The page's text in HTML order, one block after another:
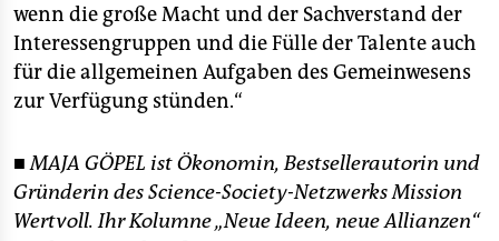
wenn die große Macht und der Sachverstand der
Interessengruppen und die Fülle der Talente auch
für die allgemeinen Aufgaben des Gemeinwesens
zur Verfügung stünden.“
■ MAJA GÖPEL ist Ökonomin, Bestsellerautorin und
Gründerin des Science-Society-Netzwerks Mission
Wertvoll. Ihr Kolumne „Neue Ideen, neue Allianzen“